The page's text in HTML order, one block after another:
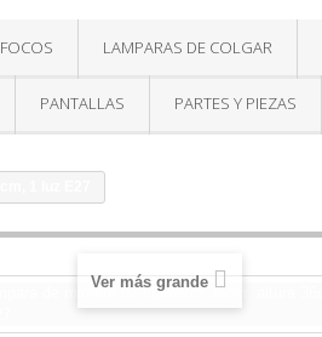
FOCOS LAMPARAS DE COLGAR
PANTALLAS PARTES Y PIEZAS
Ver más grande